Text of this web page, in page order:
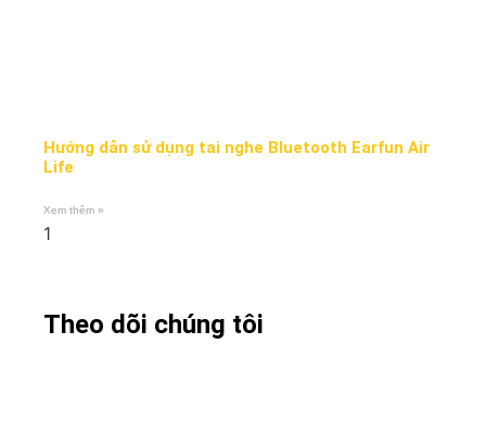
Hướng dẫn sử dụng tai nghe Bluetooth Earfun Air
Life
Xem thêm »
Theo dõi chúng tôi